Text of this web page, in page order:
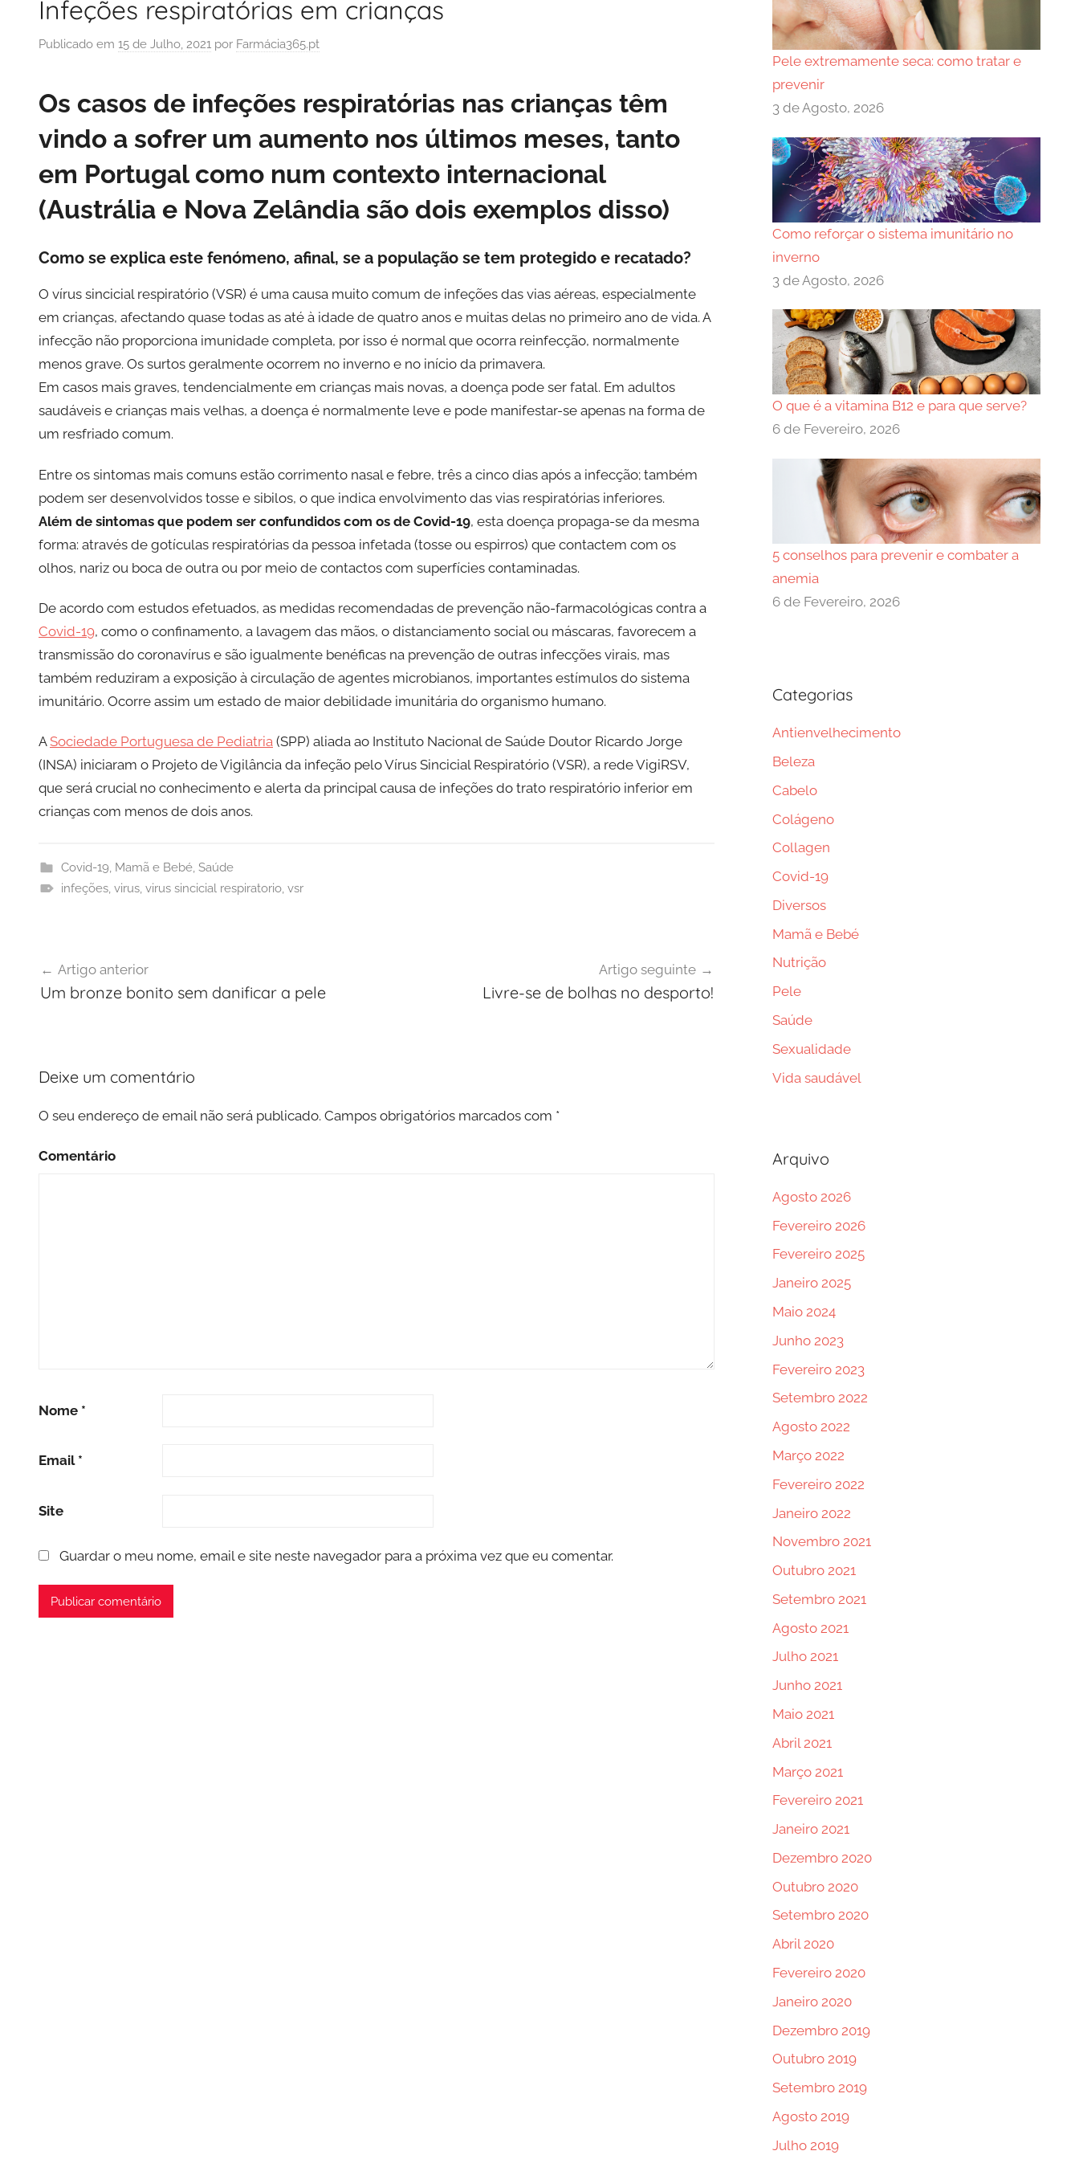
Infeções respiratórias em crianças
Publicado em 15 de Julho, 2021 por Farmácia365.pt
Os casos de infeções respiratórias nas crianças têm
vindo a sofrer um aumento nos últimos meses, tanto
em Portugal como num contexto internacional
(Austrália e Nova Zelândia são dois exemplos disso)
Como se explica este fenómeno, afinal, se a população se tem protegido e recatado?
O vírus sincicial respiratório (VSR) é uma causa muito comum de infeções das vias aéreas, especialmente
em crianças, afectando quase todas as até à idade de quatro anos e muitas delas no primeiro ano de vida. A
infecção não proporciona imunidade completa, por isso é normal que ocorra reinfecção, normalmente
menos grave. Os surtos geralmente ocorrem no inverno e no início da primavera.
Em casos mais graves, tendencialmente em crianças mais novas, a doença pode ser fatal. Em adultos
saudáveis e crianças mais velhas, a doença é normalmente leve e pode manifestar-se apenas na forma de
um resfriado comum.
Entre os sintomas mais comuns estão corrimento nasal e febre, três a cinco dias após a infecção; também
podem ser desenvolvidos tosse e sibilos, o que indica envolvimento das vias respiratórias inferiores.
Além de sintomas que podem ser confundidos com os de Covid-19, esta doença propaga-se da mesma
forma: através de gotículas respiratórias da pessoa infetada (tosse ou espirros) que contactem com os
olhos, nariz ou boca de outra ou por meio de contactos com superfícies contaminadas.
De acordo com estudos efetuados, as medidas recomendadas de prevenção não-farmacológicas contra a
Covid-19, como o confinamento, a lavagem das mãos, o distanciamento social ou máscaras, favorecem a
transmissão do coronavírus e são igualmente benéficas na prevenção de outras infecções virais, mas
também reduziram a exposição à circulação de agentes microbianos, importantes estímulos do sistema
imunitário. Ocorre assim um estado de maior debilidade imunitária do organismo humano.
ASociedade Portuguesa de Pediatria (SPP) aliada ao Instituto Nacional de Saúde Doutor Ricardo Jorge
(INSA) iniciaram o Projeto de Vigilância da infeção pelo Vírus Sincicial Respiratório (VSR), a rede VigiRSV,
que será crucial no conhecimento e alerta da principal causa de infeções do trato respiratório inferior em
crianças com menos de dois anos.
Covid-19, Mamã e Bebé, Saúde
infeções, virus, virus sincicial respiratorio, vsr
de
Artigo anterior
Um bronze bonito sem danificar a pele
Artigo seguinte
Livre-se de bolhas no desporto!
Deixe um comentário
O seu endereço de email não será publicado. Campos obrigatórios marcados com *
Comentário
Nome *
Email *
Site
Guardar o meu nome, email e site neste navegador para a próxima vez que eu comentar.
Pele extremamente seca: como tratar e
prevenir
3 de Agosto, 2026
Como reforçar o sistema imunitário no
inverno
3 de Agosto, 2026
O que é a vitamina B12 e para que serve?
6 de Fevereiro, 2026
5 conselhos para prevenir e combater a
anemia
6 de Fevereiro, 2026
Categorias
Antienvelhecimento
Beleza
Cabelo
Colágeno
Collagen
Covid-19
Diversos
Mamã e Bebé
Nutrição
Pele
Saúde
Sexualidade
Vida saudável
Arquivo
Agosto 2026
Fevereiro 2026
Fevereiro 2025
Janeiro 2025
Maio 2024
Junho 2023
Fevereiro 2023
Setembro 2022
Agosto 2022
Março 2022
Fevereiro 2022
Janeiro 2022
Novembro 2021
Outubro 2021
Setembro 2021
Agosto 2021
Julho 2021
Junho 2021
Maio 2021
Abril 2021
Março 2021
Fevereiro 2021
Janeiro 2021
Dezembro 2020
Outubro 2020
Setembro 2020
Abril 2020
Fevereiro 2020
Janeiro 2020
Dezembro 2019
Outubro 2019
Setembro 2019
Agosto 2019
Julho 2019